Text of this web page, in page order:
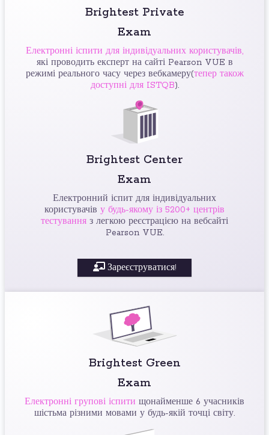
Brightest Private
Exam
Електронні іспити для індивідуальних користувачів,
які проводить експерт на сайті Pearson VUE в
режимі реального часу через вебкамеру(тепер також
доступні для ISTQB).
Brightest Center
Exam
Електронний іспит для індивідуальних
користувачів у будь-якому із 5200+ центрів
тестування з легкою реєстрацією на вебсайті
Pearson VUE.
Зареєструватися!
Brightest Green
Exam
Електронні групові іспити щонайменше 6 учасників
шістьма різними мовами у будь-якій точці світу.